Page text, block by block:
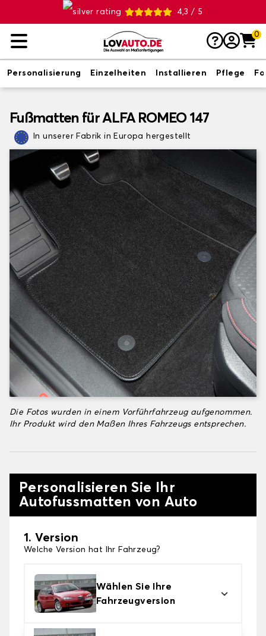
4,3 / 5
0
Personalisierung Einzelheiten Installieren Pflege
Fußmatten für ALFA ROMEO 147
In unserer Fabrik in Europa hergestellt
Die Fotos wurden in einem Vorführfahrzeug aufgenommen.
Ihr Produkt wird den Maßen Ihres Fahrzeugs entsprechen.
Personalisieren Sie Ihr
Autofussmatten von Auto
1. Version
Welche Version hat Ihr Fahrzeug?
Wählen Sie Ihre
Fahrzeugversion